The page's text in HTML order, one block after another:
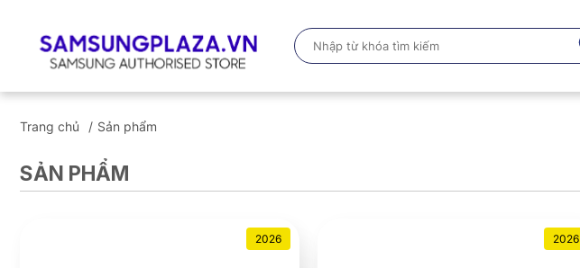
Trang chủ Sản phẩm
SẢN PHẨM
2026 2026